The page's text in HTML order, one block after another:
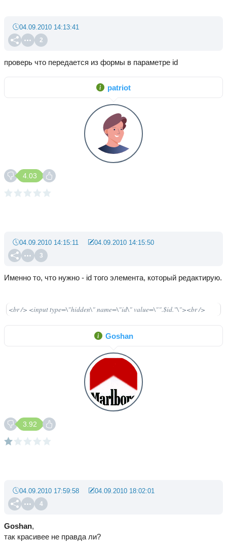
2
04.09.2010 14:13:41
проверь что передается из формы в параметре id
patriot
4.03
3
04.09.2010 14:15:11 04.09.2010 14:15:50
Именно то, что нужно - id того элемента, который редактирую.
<br /> <input type=\"hidden\" name=\"id\" value=\"".$id."\"><br />
Goshan
3.92
4
04.09.2010 17:59:58 04.09.2010 18:02:01
Goshan,
так красивее не правда ли?